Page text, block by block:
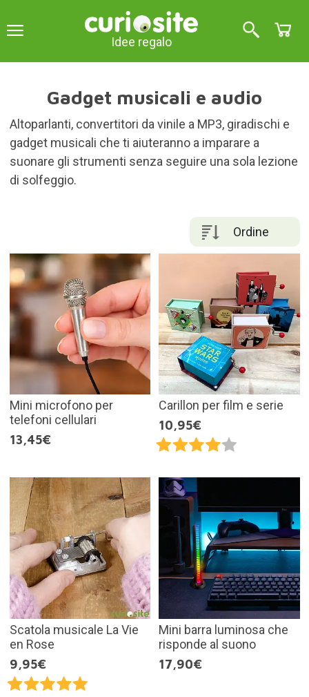
Idee regalo
Gadget musicali e audio
Altoparlanti, convertitori da vinile a MP3, giradischi e
gadget musicali che ti aiuteranno a imparare a
suonare gli strumenti senza seguire una sola lezione
di solfeggio.
Ordine
Mini microfono per
telefoni cellulari
13,45€
Carillon per film e serie
10,95€
Scatola musicale La Vie
en Rose
9,95€
Mini barra luminosa che
risponde al suono
17,90€